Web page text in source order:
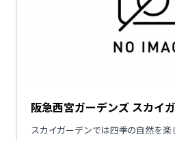
阪急西宮ガーデンズ スカイ
スカイガーデンでは四季の自然を楽